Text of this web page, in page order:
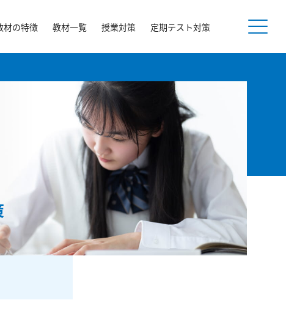
材の特徴 教材一覧 授業対策 定期テスト対策